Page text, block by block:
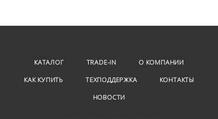
КАТАЛОГ TRADE-IN
О КОМПАНИИ
КАК КУПИТЬ
ТЕХПОДДЕРЖКА
КОНТАКТЫ
НОВОСТИ